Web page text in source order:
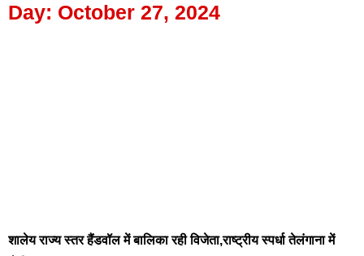
Day: October 27, 2024
शालेय राज्य स्तर हैंडवॉल में बालिका रही विजेता,राष्ट्रीय स्पर्धा तेलंगाना में